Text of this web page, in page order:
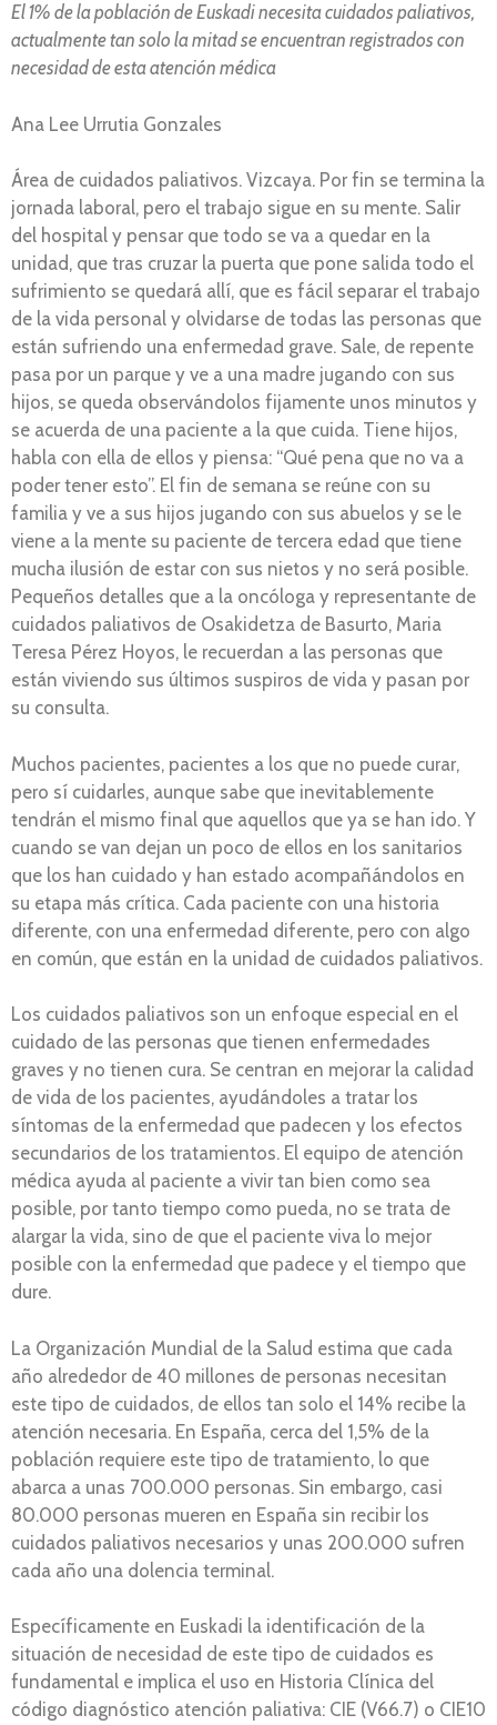
El 1% de la población de Euskadi necesita cuidados paliativos,
actualmente tan solo la mitad se encuentran registrados con
necesidad de esta atención médica
Ana Lee Urrutia Gonzales
Área de cuidados paliativos. Vizcaya. Por fin se termina la
jornada laboral, pero el trabajo sigue en su mente. Salir
del hospital y pensar que todo se va a quedar en la
unidad, que tras cruzar la puerta que pone salida todo el
sufrimiento se quedará allí, que es fácil separar el trabajo
de la vida personal y olvidarse de todas las personas que
están sufriendo una enfermedad grave. Sale, de repente
pasa por un parque y ve a una madre jugando con sus
hijos, se queda observándolos fijamente unos minutos y
se acuerda de una paciente a la que cuida. Tiene hijos,
habla con ella de ellos y piensa: “Qué pena que no va a
poder tener esto”. El fin de semana se reúne con su
familia y ve a sus hijos jugando con sus abuelos y se le
viene a la mente su paciente de tercera edad que tiene
mucha ilusión de estar con sus nietos y no será posible.
Pequeños detalles que a la oncóloga y representante de
cuidados paliativos de Osakidetza de Basurto, Maria
Teresa Pérez Hoyos, le recuerdan a las personas que
están viviendo sus últimos suspiros de vida y pasan por
su consulta.
Muchos pacientes, pacientes a los que no puede curar,
pero sí cuidarles, aunque sabe que inevitablemente
tendrán el mismo final que aquellos que ya se han ido. Y
cuando se van dejan un poco de ellos en los sanitarios
que los han cuidado y han estado acompañándolos en
su etapa más crítica. Cada paciente con una historia
diferente, con una enfermedad diferente, pero con algo
en común, que están en la unidad de cuidados paliativos.
Los cuidados paliativos son un enfoque especial en el
cuidado de las personas que tienen enfermedades
graves y no tienen cura. Se centran en mejorar la calidad
de vida de los pacientes, ayudándoles a tratar los
síntomas de la enfermedad que padecen y los efectos
secundarios de los tratamientos. El equipo de atención
médica ayuda al paciente a vivir tan bien como sea
posible, por tanto tiempo como pueda, no se trata de
alargar la vida, sino de que el paciente viva lo mejor
posible con la enfermedad que padece y el tiempo que
dure.
La Organización Mundial de la Salud estima que cada
año alrededor de 40 millones de personas necesitan
este tipo de cuidados, de ellos tan solo el 14% recibe la
atención necesaria. En España, cerca del 1,5% de la
población requiere este tipo de tratamiento, lo que
abarca a unas 700.000 personas. Sin embargo, casi
80.000 personas mueren en España sin recibir los
cuidados paliativos necesarios y unas 200.000 sufren
cada año una dolencia terminal.
Específicamente en Euskadi la identificación de la
situación de necesidad de este tipo de cuidados es
fundamental e implica el uso en Historia Clínica del
código diagnóstico atención paliativa: CIE (V66.7) o CIE10